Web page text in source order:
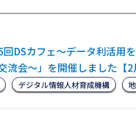
5回DSカフェ〜データ利活用
流会〜」を開催しました【2
デジタル情報人材育成機構